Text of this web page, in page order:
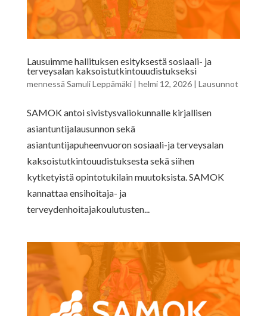
Lausuimme hallituksen esityksestä sosiaali- ja
terveysalan kaksoistutkintouudistukseksi
mennessä Samuli Leppämäki| helmi 12, 2026| Lausunnot
SAMOK antoi sivistysvaliokunnalle kirjallisen
asiantuntijalausunnon sekä
asiantuntijapuheenvuoron sosiaali-ja terveysalan
kaksoistutkintouudistuksesta sekä siihen
kytketyistä opintotukilain muutoksista. SAMOK
kannattaa ensihoitaja- ja
terveydenhoitajakoulutusten...